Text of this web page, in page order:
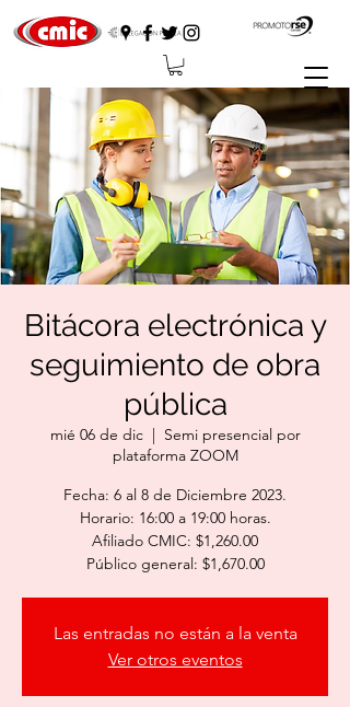
Bitácora electrónica y
seguimiento de obra
pública
mié 06 de dic
  |
Semi presencial por
plataforma ZOOM
Fecha: 6 al 8 de Diciembre 2023.
Horario: 16:00 a 19:00 horas.
Afiliado CMIC: $1,260.00
Público general: $1,670.00
Las entradas no están a la venta
Ver otros eventos